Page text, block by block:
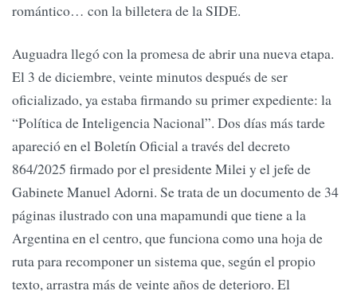
romántico… con la billetera de la SIDE.
Auguadra llegó con la promesa de abrir una nueva etapa.
El 3 de diciembre, veinte minutos después de ser
oficializado, ya estaba firmando su primer expediente: la
“Política de Inteligencia Nacional”. Dos días más tarde
apareció en el Boletín Oficial a través del decreto
864/2025 firmado por el presidente Milei y el jefe de
Gabinete Manuel Adorni. Se trata de un documento de 34
páginas ilustrado con una mapamundi que tiene a la
Argentina en el centro, que funciona como una hoja de
ruta para recomponer un sistema que, según el propio
texto, arrastra más de veinte años de deterioro. El